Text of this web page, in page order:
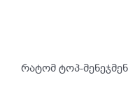
რატომ ტოპ-